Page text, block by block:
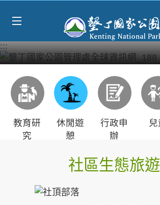
:::
教育研
究
休閒遊
憩
行政申
辦
兒
社區生態旅遊